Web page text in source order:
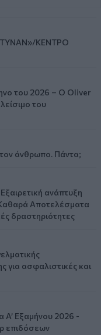
ΚΕΝΤΡΟ
του 2026 – Ο Oliver
του
άνθρωπο. Πάντα;
ανάπτυξη
Αποτελέσματα
δραστηριότητες
για ασφαλιστικές και
A’ Εξαμήνου 2026 -
επιδόσεων